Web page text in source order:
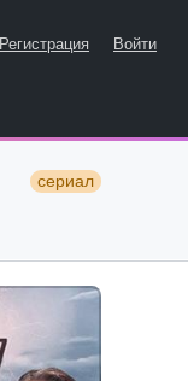
Регистрация Войти
сериал